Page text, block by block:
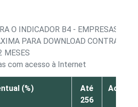
O INDICADOR B4 - EMPRESAS
PARA DOWNLOAD
MESES
com acesso à Internet
(%)
Até
256
Acima